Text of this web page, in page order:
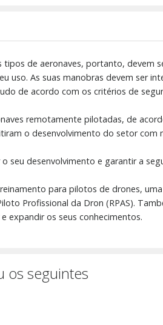
tipos de aeronaves, portanto,
uso. As suas manobras devem ser
de acordo com os critérios de
remotamente pilotadas, de
o desenvolvimento do setor com
seu desenvolvimento e garantir a
para pilotos de drones,
Profissional da Dron (RPAS).
expandir os seus conhecimentos.
os seguintes